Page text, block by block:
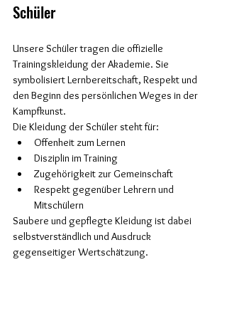
Schüler
Unsere Schüler tragen die offizielle
Trainingskleidung der Akademie. Sie
symbolisiert Lernbereitschaft, Respekt und
den Beginn des persönlichen Weges in der
Kampfkunst.
Die Kleidung der Schüler steht für:
Offenheit zum Lernen
Disziplin im Training
Zugehörigkeit zur Gemeinschaft
Respekt gegenüber Lehrern und
Mitschülern
Saubere und gepflegte Kleidung ist dabei
selbstverständlich und Ausdruck
gegenseitiger Wertschätzung.